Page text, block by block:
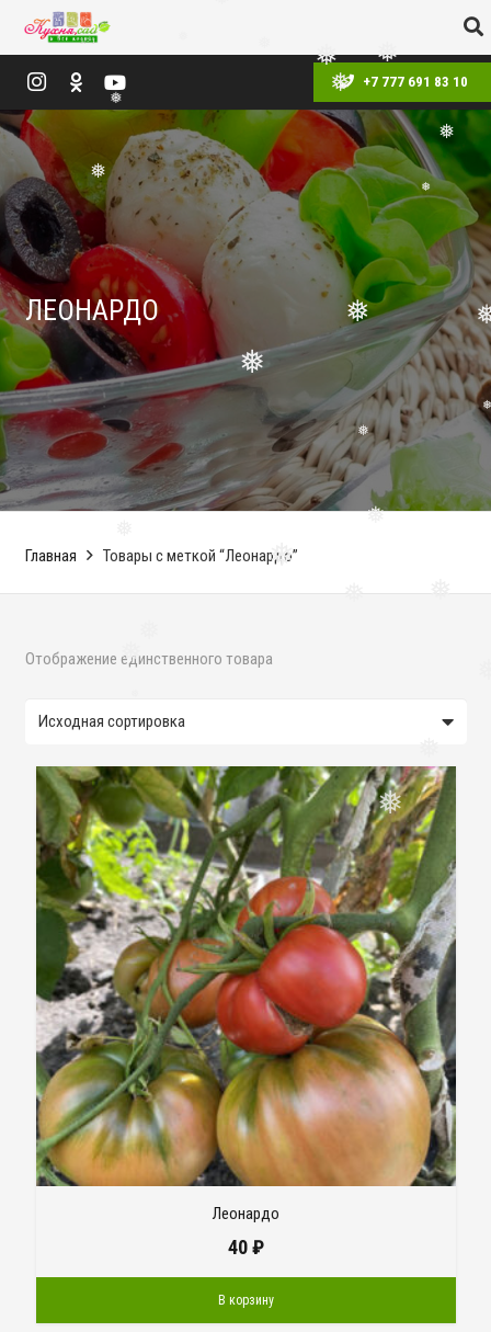
❅
❅
❅
❅
❅
❅
❅
❅
❅
❅
❅
❅
❅
❅
❅
❅
❅ ❅
+7 777 691 83 10
ЛЕОНАРДО
Главная Товары с меткой “Леонардо”
Отображение единственного товара
Леонардо
40₽
В корзину